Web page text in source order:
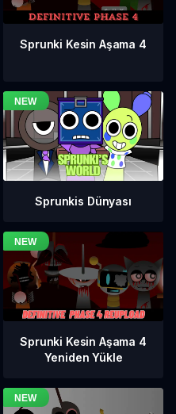
Sprunki Kesin Aşama 4
Sprunkis Dünyası
Sprunki Kesin Aşama 4
Yeniden Yükle